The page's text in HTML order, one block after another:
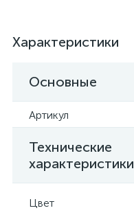
Характеристики
Основные
Артикул
Технические
характеристики
Цвет